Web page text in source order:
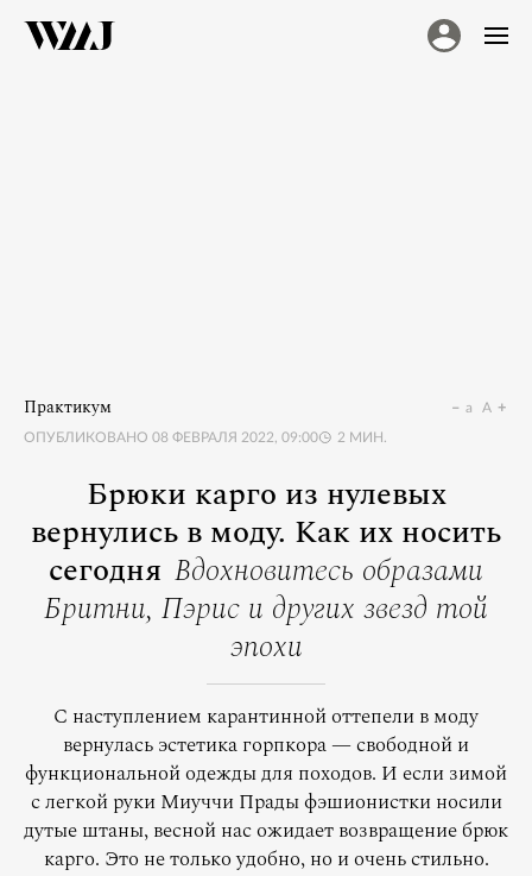
Практикум
ОПУБЛИКОВАНО 08 ФЕВРАЛЯ 2022, 09:00 2 МИН.
a A
Брюки карго из нулевых
вернулись в моду. Как их носить
сегодня Вдохновитесь образами
Бритни, Пэрис и других звезд той
эпохи
С наступлением карантинной оттепели в моду
вернулась эстетика горпкора — свободной и
функциональной одежды для походов. И если зимой
с легкой руки Миуччи Прады фэшионистки носили
дутые штаны, весной нас ожидает возвращение брюк
карго. Это не только удобно, но и очень стильно.